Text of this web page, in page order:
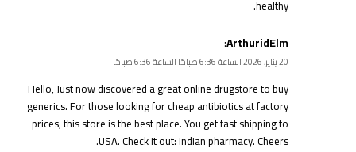
healthy.
ArthuridElm
:
20 يناير، 2026 الساعة 6:36 صباحًا الساعة 6:36 صباحًا
Hello, Just now discovered a great online drugstore to buy
generics. For those looking for cheap antibiotics at factory
prices, this store is the best place. You get fast shipping to
USA. Check it out:indian pharmacy. Cheers.